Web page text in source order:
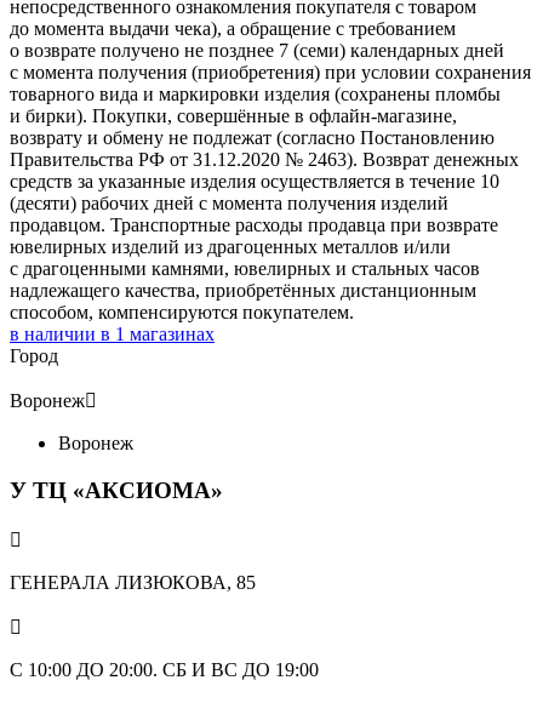
непосредственного ознакомления покупателя с товаром
до момента выдачи чека), а обращение с требованием
о возврате получено не позднее 7 (семи) календарных дней
с момента получения (приобретения) при условии сохранения
товарного вида и маркировки изделия (сохранены пломбы
и бирки). Покупки, совершённые в офлайн-магазине,
возврату и обмену не подлежат (согласно Постановлению
Правительства РФ от 31.12.2020 № 2463). Возврат денежных
средств за указанные изделия осуществляется в течение 10
(десяти) рабочих дней с момента получения изделий
продавцом. Транспортные расходы продавца при возврате
ювелирных изделий из драгоценных металлов и/или
с драгоценными камнями, ювелирных и стальных часов
надлежащего качества, приобретённых дистанционным
способом, компенсируются покупателем.
в наличии в 1 магазинах
Город
Воронеж
Воронеж
У ТЦ «АКСИОМА»

ГЕНЕРАЛА ЛИЗЮКОВА, 85

С 10:00 ДО 20:00. СБ И ВС ДО 19:00